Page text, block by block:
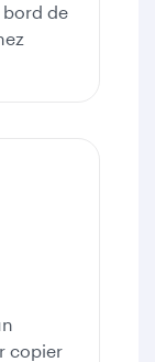
bord de
copier